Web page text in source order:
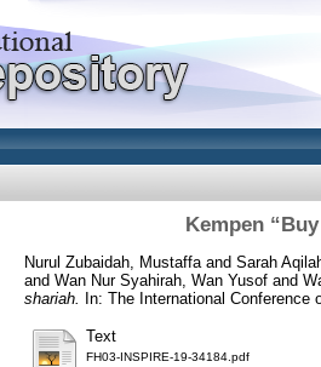
Kempen
Nurul Zubaidah, Mustaffa and Sarah
and Wan Nur Syahirah, Wan Yusof and
shariah.
In: The International Conference
Text
FH03-INSPIRE-19-34184.pdf